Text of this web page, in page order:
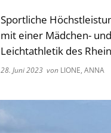
Sportliche
mit einer Mädchen-
Leichtathletik des
28. Juni 2023 von LIONE, ANNA